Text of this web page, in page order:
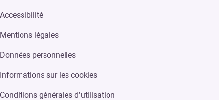
Accessibilité
Mentions légales
Données personnelles
Informations sur les cookies
Conditions générales d’utilisation